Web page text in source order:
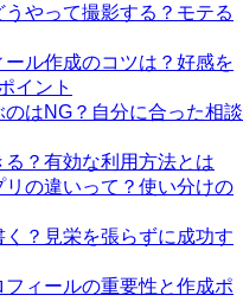
やって撮影する？モテる
ル作成のコツは？好感を
イント
はNG？自分に合った相談
？有効な利用方法とは
の違いって？使い分けの
？見栄を張らずに成功す
ィールの重要性と作成ポ